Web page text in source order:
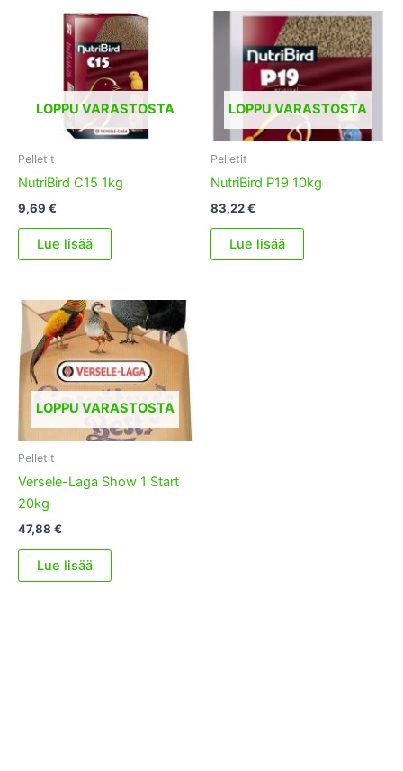
LOPPU VARASTOSTA
Pelletit
NutriBird C15 1kg
9,69 €
Lue lisää
LOPPU VARASTOSTA
Pelletit
NutriBird P19 10kg
83,22€
Lue lisää
LOPPU VARASTOSTA
Pelletit
Versele-Laga Show 1 Start
20kg
47,88 €
Lue lisää